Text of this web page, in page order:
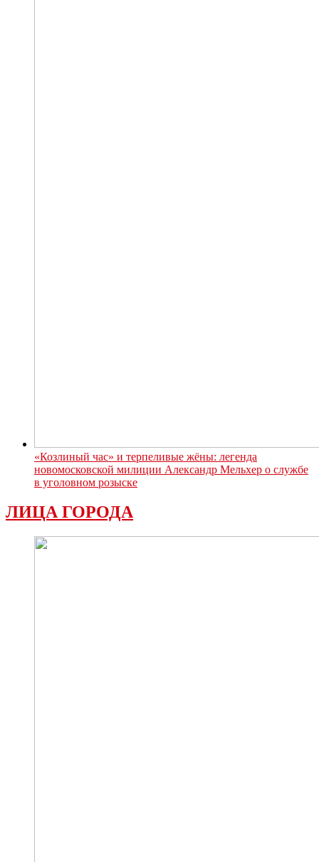
«Козлиный час» и терпеливые жёны: легенда
новомосковской милиции Александр Мельхер о службе
в уголовном розыске
ЛИЦА ГОРОДА